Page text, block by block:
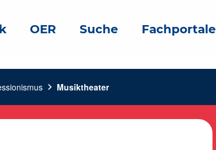
OER Suche Fachportale
chevron_right Musiktheater